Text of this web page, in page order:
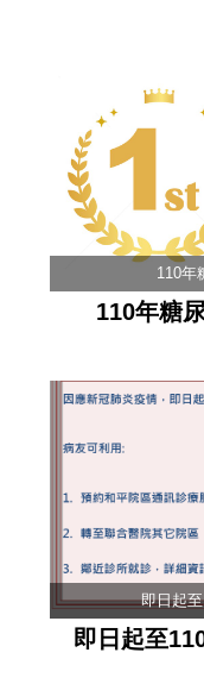
110年
110年糖
即日起
即日起至